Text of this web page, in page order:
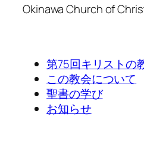
Okinawa Church of
第75回キリストの
この教会について
聖書の学び
お知らせ